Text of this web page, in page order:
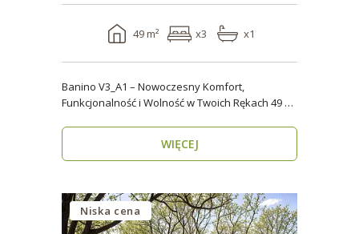
49 m² x3 x1
Banino V3_A1 – Nowoczesny Komfort,
Funkcjonalność i Wolność w Twoich Rękach 49 m²
WIĘCEJ
Niska cena